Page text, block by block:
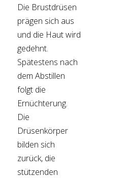
Die Brustdrüsen
prägen sich aus
und die Haut wird
gedehnt.
Spätestens nach
dem Abstillen
folgt die
Ernüchterung.
Die
Drüsenkörper
bilden sich
zurück, die
stützenden